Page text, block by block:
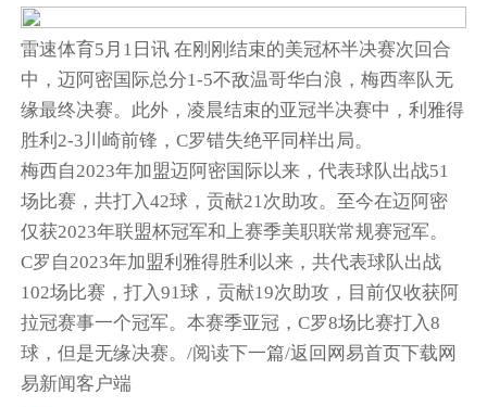
雷速体育5月1日讯 在刚刚结束的美冠杯半决赛次回合
中，迈阿密国际总分1-5不敌温哥华白浪，梅西率队无
缘最终决赛。此外，凌晨结束的亚冠半决赛中，利雅得
胜利2-3川崎前锋，C罗错失绝平同样出局。
梅西自2023年加盟迈阿密国际以来，代表球队出战51
场比赛，共打入42球，贡献21次助攻。至今在迈阿密
仅获2023年联盟杯冠军和上赛季美职联常规赛冠军。
C罗自2023年加盟利雅得胜利以来，共代表球队出战
102场比赛，打入91球，贡献19次助攻，目前仅收获阿
拉冠赛事一个冠军。本赛季亚冠，C罗8场比赛打入8
球，但是无缘决赛。/阅读下一篇/返回网易首页下载网
易新闻客户端